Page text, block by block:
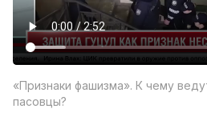
«Признаки фашизма». К чему
пасовцы?